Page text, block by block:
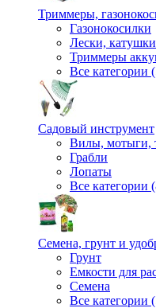
Триммеры,
Газонокосилки
Лески,
Триммеры
Все категории
Садовый инструмент
Вилы, мотыги,
Грабли
Лопаты
Все категории
Семена, грунт и
Грунт
Емкости для
Семена
Все категории